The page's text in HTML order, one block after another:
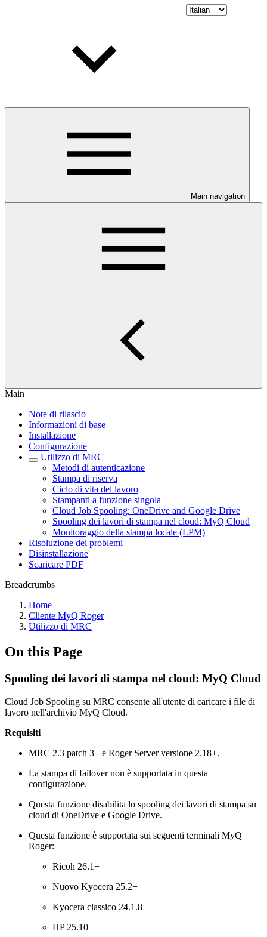
Main navigation
Main
Note di rilascio
Informazioni di base
Installazione
Configurazione
Utilizzo di MRC
Metodi di autenticazione
Stampa di riserva
Ciclo di vita del lavoro
Stampanti a funzione singola
Cloud Job Spooling: OneDrive and Google Drive
Spooling dei lavori di stampa nel cloud: MyQ Cloud
Monitoraggio della stampa locale (LPM)
Risoluzione dei problemi
Disinstallazione
Scaricare PDF
Breadcrumbs
Home
Cliente MyQ Roger
Utilizzo di MRC
On this Page
Spooling dei lavori di stampa nel cloud: MyQ Cloud
Cloud Job Spooling su MRC consente all'utente di caricare i file di
lavoro nell'archivio MyQ Cloud.
Requisiti
MRC 2.3 patch 3+ e Roger Server versione 2.18+.
La stampa di failover non è supportata in questa
configurazione.
Questa funzione disabilita lo spooling dei lavori di stampa su
cloud di OneDrive e Google Drive.
Questa funzione è supportata sui seguenti terminali MyQ
Roger:
Ricoh 26.1+
Nuovo Kyocera 25.2+
Kyocera classico 24.1.8+
HP 25.10+